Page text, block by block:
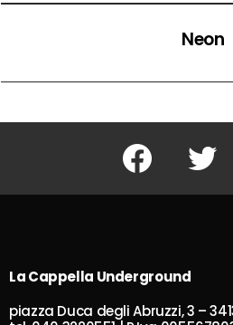
Neon
Facebook
La Cappella Underground
piazza Duca degli Abruzzi, 3 –